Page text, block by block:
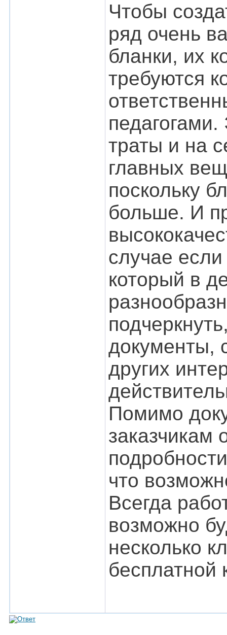
Чтобы
ряд очень
бланки, их
требуются
траты и на
главных
поскольку
больше. И
случае
который в
документы,
других
Помимо
заказчикам
что
Всегда
возможно
несколько
бесплатной